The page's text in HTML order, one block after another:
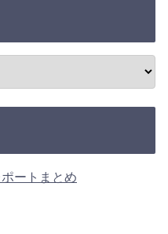
ートまとめ